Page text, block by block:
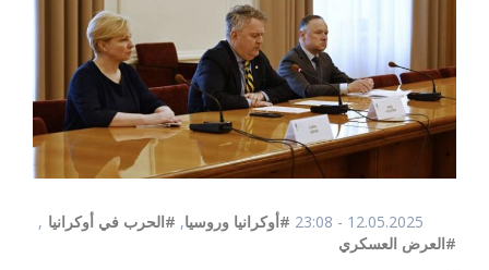
12.05.2025 - 23:08 #أوكرانيا وروسيا, #الحرب في أوكرانيا ,
#العرض العسكري